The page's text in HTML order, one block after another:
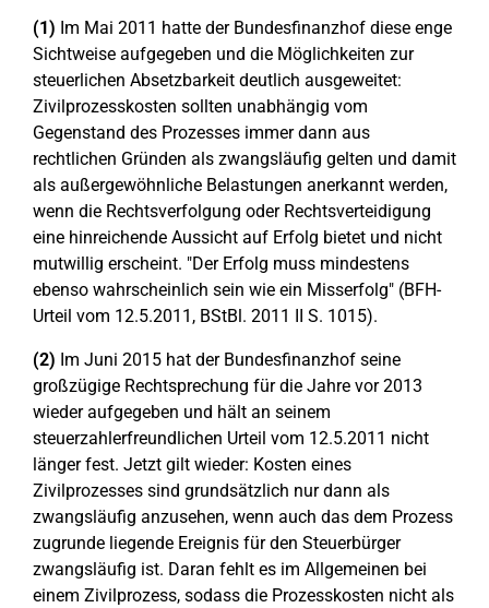
(1) Im Mai 2011 hatte der Bundesfinanzhof diese enge
Sichtweise aufgegeben und die Möglichkeiten zur
steuerlichen Absetzbarkeit deutlich ausgeweitet:
Zivilprozesskosten sollten unabhängig vom
Gegenstand des Prozesses immer dann aus
rechtlichen Gründen als zwangsläufig gelten und damit
als außergewöhnliche Belastungen anerkannt werden,
wenn die Rechtsverfolgung oder Rechtsverteidigung
eine hinreichende Aussicht auf Erfolg bietet und nicht
mutwillig erscheint. "Der Erfolg muss mindestens
ebenso wahrscheinlich sein wie ein Misserfolg" (BFH-
Urteil vom 12.5.2011, BStBl. 2011 II S. 1015).
(2) Im Juni 2015 hat der Bundesfinanzhof seine
großzügige Rechtsprechung für die Jahre vor 2013
wieder aufgegeben und hält an seinem
steuerzahlerfreundlichen Urteil vom 12.5.2011 nicht
länger fest. Jetzt gilt wieder: Kosten eines
Zivilprozesses sind grundsätzlich nur dann als
zwangsläufig anzusehen, wenn auch das dem Prozess
zugrunde liegende Ereignis für den Steuerbürger
zwangsläufig ist. Daran fehlt es im Allgemeinen bei
einem Zivilprozess, sodass die Prozesskosten nicht als